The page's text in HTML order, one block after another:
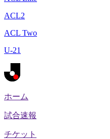
ACL2
ACL Two
U-21
ホーム
試合速報
チケット